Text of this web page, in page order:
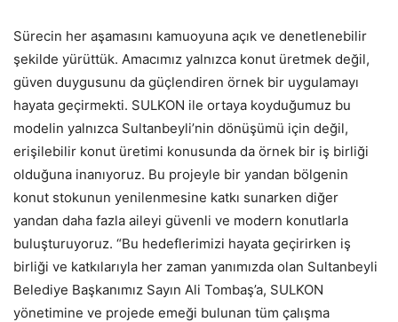
Sürecin her aşamasını kamuoyuna açık ve denetlenebilir
şekilde yürüttük. Amacımız yalnızca konut üretmek değil,
güven duygusunu da güçlendiren örnek bir uygulamayı
hayata geçirmekti. SULKON ile ortaya koyduğumuz bu
modelin yalnızca Sultanbeyli’nin dönüşümü için değil,
erişilebilir konut üretimi konusunda da örnek bir iş birliği
olduğuna inanıyoruz. Bu projeyle bir yandan bölgenin
konut stokunun yenilenmesine katkı sunarken diğer
yandan daha fazla aileyi güvenli ve modern konutlarla
buluşturuyoruz. “Bu hedeflerimizi hayata geçirirken iş
birliği ve katkılarıyla her zaman yanımızda olan Sultanbeyli
Belediye Başkanımız Sayın Ali Tombaş’a, SULKON
yönetimine ve projede emeği bulunan tüm çalışma